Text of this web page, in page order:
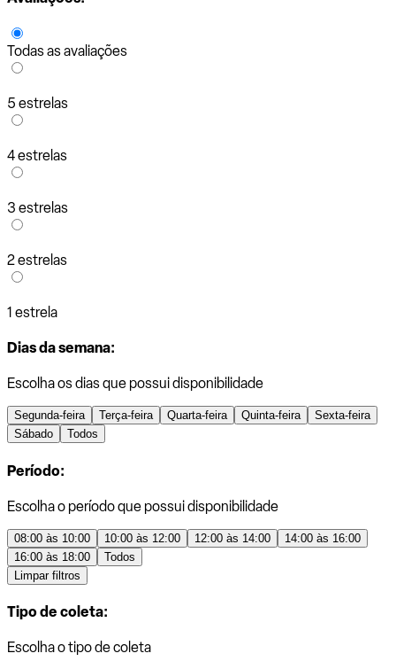
Todas as avaliações
5 estrelas
4 estrelas
3 estrelas
2 estrelas
1 estrela
Dias da semana:
Escolha os dias que possui disponibilidade
Segunda-feira Terça-feira Quarta-feira Quinta-feira
Sexta-feira
Sábado
Todos
Período:
Escolha o período que possui disponibilidade
08:00 às 10:00 10:00 às 12:00 12:00 às 14:00
14:00 às 16:00
16:00 às 18:00
Todos
Limpar filtros
Tipo de coleta:
Escolha o tipo de coleta